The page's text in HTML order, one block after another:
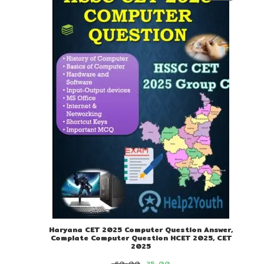
Haryana CET 2025 Computer Question Answer,
Complate Computer Question HCET 2025, CET
2025